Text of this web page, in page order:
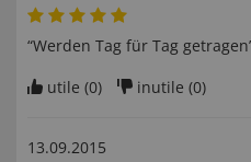
“Werden Tag für Tag
utile (0) inutile (0)
13.09.2015